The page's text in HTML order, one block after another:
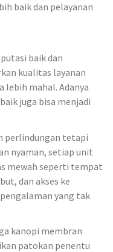
baik dan pelayanan
baik dan
kualitas layanan
lebih mahal. Adanya
juga bisa menjadi
perlindungan tetapi
nyaman, setiap unit
mewah seperti tempat
dan akses ke
yang tak
kanopi membran
patokan penentu